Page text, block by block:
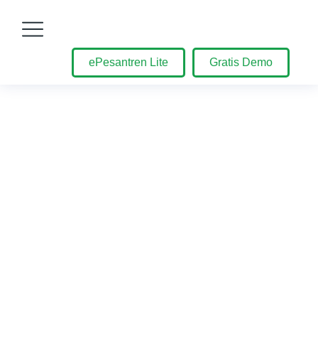
ePesantren Lite Gratis Demo